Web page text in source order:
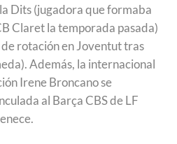
Dits (jugadora que formaba
Claret la temporada pasada)
rotación en Joventut tras
Además, la internacional
Irene Broncano se
al Barça CBS de LF